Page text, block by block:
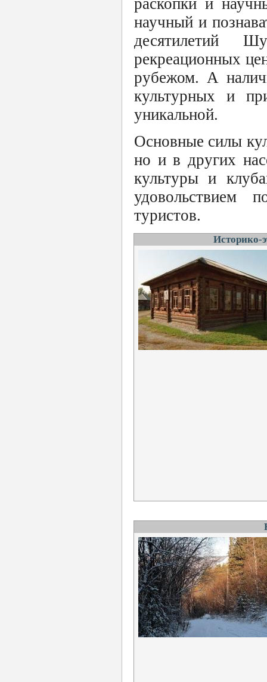
научный и
десятилетий
рекреационных
рубежом. А
культурных и
уникальной.
Основные силы
но и в других
культуры и
удовольствием
туристов.
Историко-